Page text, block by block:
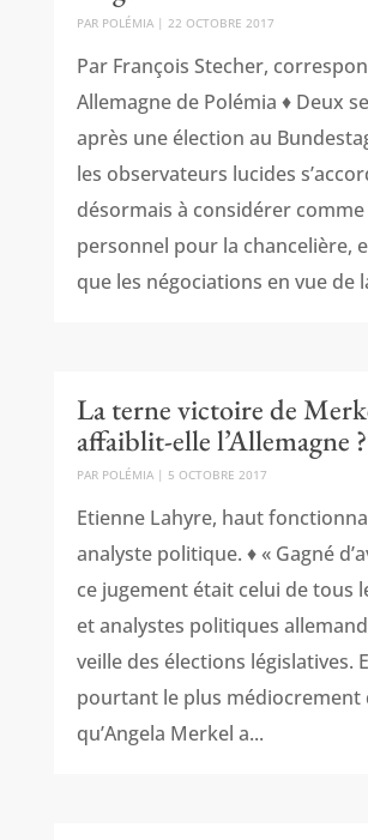
PAR POLÉMIA| 22 OCTOBRE 2017
Par François Stecher,
Allemagne de Polémia ♦ Deux
après une élection au
les observateurs lucides
désormais à considérer comme
personnel pour la chancelière,
que les négociations en vue de
La terne victoire de
affaiblit-elle l’Allemagne ?
PAR POLÉMIA| 5 OCTOBRE 2017
Etienne Lahyre, haut
analyste politique. ♦ « Gagné
ce jugement était celui de tous
et analystes politiques
veille des élections législatives.
pourtant le plus médiocrement
qu’Angela Merkel a...